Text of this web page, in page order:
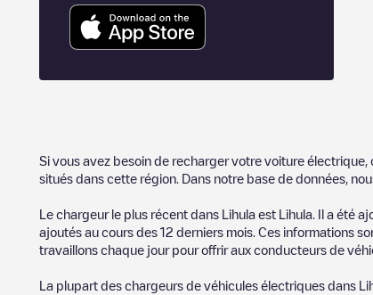
Si vous avez besoin de recharger votre voiture
situés dans cette région. Dans notre base de données,
Le chargeur le plus récent dans Lihula est Lihula . Il a été
ajoutés au cours des 12 derniers mois. Ces informations
travaillons chaque jour pour offrir aux conducteurs de
La plupart des chargeurs de véhicules électriques dans